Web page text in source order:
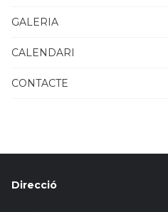
GALERIA
CALENDARI
CONTACTE
Direcció